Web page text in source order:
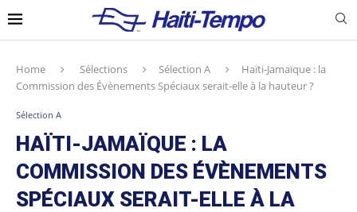
Home Sélections Sélection A
Haïti-Jamaïque : la
Commission des Évènements Spéciaux serait-elle à la hauteur ?
Sélection A
HAÏTI-JAMAÏQUE : LA
COMMISSION DES ÉVÈNEMENTS
SPÉCIAUX SERAIT-ELLE À LA